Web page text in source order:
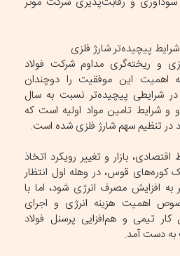
پیچیده‌تر شارژ فلزی
و ریخته‌گری مداوم شرکت فولاد
اهمیت این موفقیت را دوچندان
شرایطی پیچیده‌تر نسبت به سال
و شرایط تامین مواد اولیه است که
در تنظیم سهم شارژ فلزی شده است.
بازار و تغییر رویکرد اتخاذ
کوره‌های قوس، در وهله اول انتظار
به افزایش مصرف انرژی شود، اما با
اهمیت هزینه انرژی و اجرای
تیمی و هم‌افزایی پرسنل فولاد
به دست آمد.